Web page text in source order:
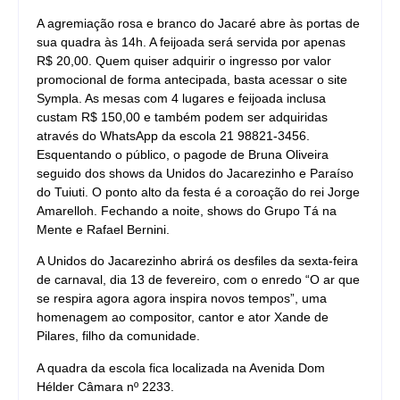
A agremiação rosa e branco do Jacaré abre às portas de
sua quadra às 14h. A feijoada será servida por apenas
R$ 20,00. Quem quiser adquirir o ingresso por valor
promocional de forma antecipada, basta acessar o site
Sympla. As mesas com 4 lugares e feijoada inclusa
custam R$ 150,00 e também podem ser adquiridas
através do WhatsApp da escola 21 98821-3456.
Esquentando o público, o pagode de Bruna Oliveira
seguido dos shows da Unidos do Jacarezinho e Paraíso
do Tuiuti. O ponto alto da festa é a coroação do rei Jorge
Amarelloh. Fechando a noite, shows do Grupo Tá na
Mente e Rafael Bernini.
A Unidos do Jacarezinho abrirá os desfiles da sexta-feira
de carnaval, dia 13 de fevereiro, com o enredo “O ar que
se respira agora agora inspira novos tempos”, uma
homenagem ao compositor, cantor e ator Xande de
Pilares, filho da comunidade.
A quadra da escola fica localizada na Avenida Dom
Hélder Câmara nº 2233.